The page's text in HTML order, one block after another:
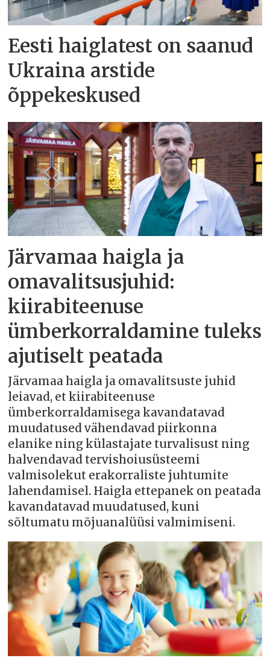
Eesti haiglatest on saanud
Ukraina arstide
õppekeskused
Järvamaa haigla ja
omavalitsusjuhid:
kiirabiteenuse
ümberkorraldamine tuleks
ajutiselt peatada
Järvamaa haigla ja omavalitsuste juhid
leiavad, et kiirabiteenuse
ümberkorraldamisega kavandatavad
muudatused vähendavad piirkonna
elanike ning külastajate turvalisust ning
halvendavad tervishoiusüsteemi
valmisolekut erakorraliste juhtumite
lahendamisel. Haigla ettepanek on peatada
kavandatavad muudatused, kuni
sõltumatu mõjuanalüüsi valmimiseni.